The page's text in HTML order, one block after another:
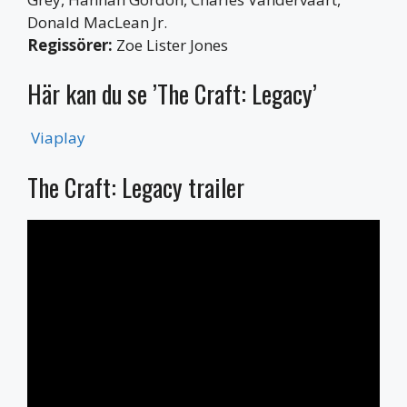
Donald MacLean Jr.
Regissörer: Zoe Lister Jones
Här kan du se ’The Craft: Legacy’
Viaplay
The Craft: Legacy trailer